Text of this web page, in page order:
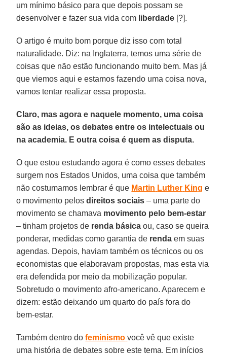
um mínimo básico para que depois possam se
desenvolver e fazer sua vida com liberdade [?].
O artigo é muito bom porque diz isso com total
naturalidade. Diz: na Inglaterra, temos uma série de
coisas que não estão funcionando muito bem. Mas já
que viemos aqui e estamos fazendo uma coisa nova,
vamos tentar realizar essa proposta.
Claro, mas agora e naquele momento, uma coisa
são as ideias, os debates entre os intelectuais ou
na academia. E outra coisa é quem as disputa.
O que estou estudando agora é como esses debates
surgem nos Estados Unidos, uma coisa que também
não costumamos lembrar é que Martin Luther King e
o movimento pelosdireitos sociais – uma parte do
movimento se chamava movimento pelo bem-estar
– tinham projetos de renda básica ou, caso se queira
ponderar, medidas como garantia de renda em suas
agendas. Depois, haviam também os técnicos ou os
economistas que elaboravam propostas, mas esta via
era defendida por meio da mobilização popular.
Sobretudo o movimento afro-americano. Aparecem e
dizem: estão deixando um quarto do país fora do
bem-estar.
Também dentro dofeminismo você vê que existe
uma história de debates sobre este tema. Em inícios